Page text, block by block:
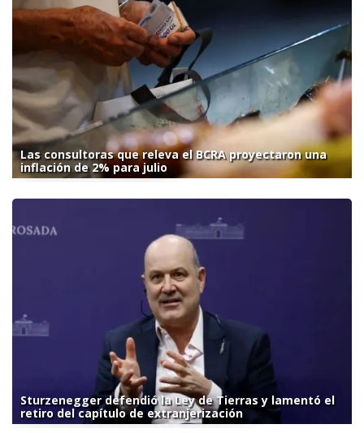
Las consultoras que releva el BCRA proyectaron una
inflación de 2% para julio
Sturzenegger defendió la Ley de Tierras y lamentó el
retiro del capítulo de extranjerización